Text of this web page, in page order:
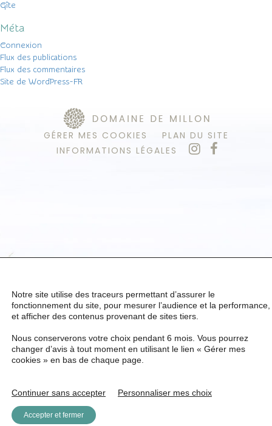
Gîte
Méta
Connexion
Flux des publications
Flux des commentaires
Site de WordPress-FR
GÉRER MES COOKIES
PLAN DU SITE
INFORMATIONS LÉGALES
Notre site utilise des traceurs permettant d’assurer le
fonctionnement du site, pour mesurer l’audience et la performance,
et afficher des contenus provenant de sites tiers.
Nous conserverons votre choix pendant 6 mois. Vous pourrez
changer d’avis à tout moment en utilisant le lien « Gérer mes
cookies » en bas de chaque page.
Continuer sans accepter Personnaliser mes choix
Accepter et fermer